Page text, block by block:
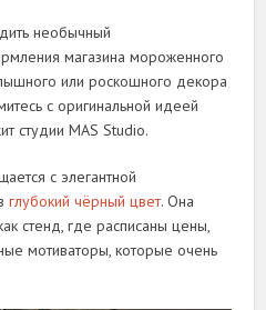
необычный
магазина мороженного
или роскошного декора
с оригинальной идеей
студии MAS Studio.
с элегантной
глубокий чёрный цвет. Она
стенд, где расписаны цены,
мотиваторы, которые очень